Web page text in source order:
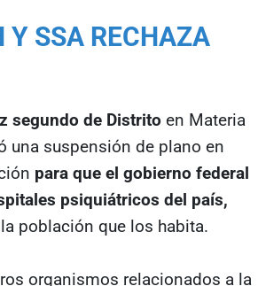
Y SSA RECHAZA
segundo de Distrito en Materia
una suspensión de plano en
para que el gobierno federal
psiquiátricos del país,
población que los habita.
organismos relacionados a la